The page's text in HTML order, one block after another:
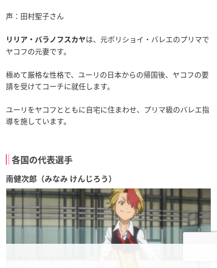
声：田村聖子さん
リリア・バラノフスカヤは、元ボリショイ・バレエのプリマで
ヤコフの元妻です。
極めて厳格な性格で、ユーリの日本からの帰国後、ヤコフの要
請を受けてコーチに就任します。
ユーリをヤコフとともに自宅に住まわせ、プリマ級のバレエ指
導を施しています。
各国の代表選手
南健次郎（みなみ けんじろう）